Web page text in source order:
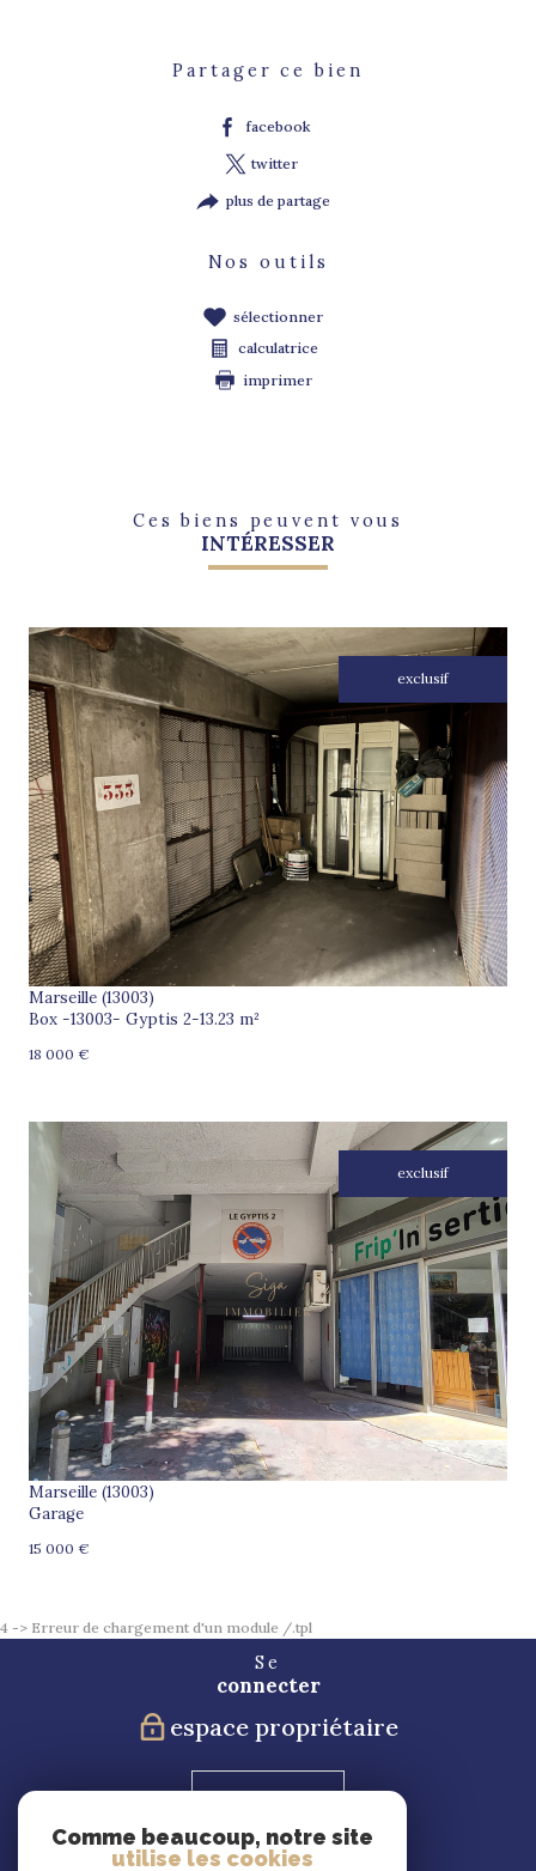
Partager ce bien
facebook
twitter
plus de partage
Nos outils
sélectionner
calculatrice
imprimer
Ces biens peuvent vous
INTÉRESSER
exclusif
voir le bien
Marseille (13003)
Box -13003- Gyptis 2-13.23 m²
18 000 €
exclusif
voir le bien
Marseille (13003)
Garage
15 000 €
4 -> Erreur de chargement d'un module /.tpl
Se
connecter
espace propriétaire
Comme beaucoup, notre site
utilise les cookies